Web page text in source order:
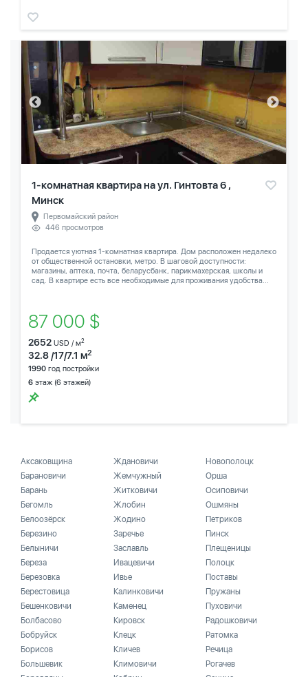
1-комнатная квартира на ул. Гинтовта 6 ,
Минск
Первомайский район
446 просмотров
Продается уютная 1-комнатная квартира. Дом расположен недалеко
от общественной остановки, метро. В шаговой доступности:
магазины, аптека, почта, беларусбанк, парикмахерская, школы и
сад. В квартире есть все необходимые для проживания удобства...
87 000 $
2652 USD / м2
32.8 /17/7.1 м2
1990 год постройки
6 этаж (6 этажей)
Аксаковщина
Барановичи
Барань
Бегомль
Белоозёрск
Березино
Белыничи
Береза
Березовка
Берестовица
Бешенковичи
Болбасово
Бобруйск
Борисов
Большевик
Ждановичи
Жемчужный
Житковичи
Жлобин
Жодино
Заречье
Заславль
Ивацевичи
Ивье
Калинковичи
Каменец
Кировск
Клецк
Кличев
Климовичи
Новополоцк
Орша
Осиповичи
Ошмяны
Петриков
Пинск
Плещеницы
Полоцк
Поставы
Пружаны
Пуховичи
Радошковичи
Ратомка
Речица
Рогачев